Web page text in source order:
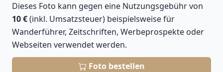
Dieses Foto kann gegen eine Nutzungsgebühr von
10 €(inkl. Umsatzsteuer) beispielsweise für
Wanderführer, Zeitschriften, Werbeprospekte oder
Webseiten verwendet werden.
Foto bestellen